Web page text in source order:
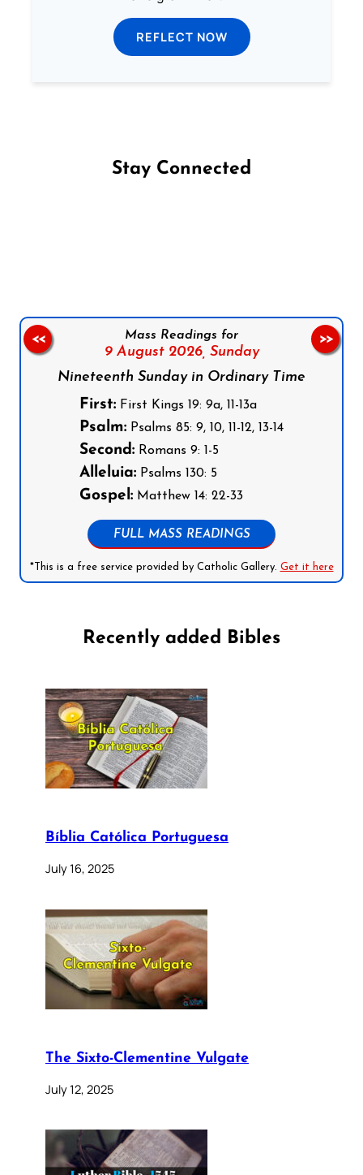
REFLECT NOW
Stay Connected
Mass Readings for
9 August 2026, Sunday
Nineteenth Sunday in Ordinary Time
First: First Kings 19: 9a, 11-13a
Psalm: Psalms 85: 9, 10, 11-12, 13-14
Second: Romans 9: 1-5
Alleluia: Psalms 130: 5
Gospel: Matthew 14: 22-33
FULL MASS READINGS
*This is a free service provided by Catholic Gallery. Get it here
<< >>
Recently added Bibles
Bíblia Católica Portuguesa
July 16, 2025
The Sixto-Clementine Vulgate
July 12, 2025